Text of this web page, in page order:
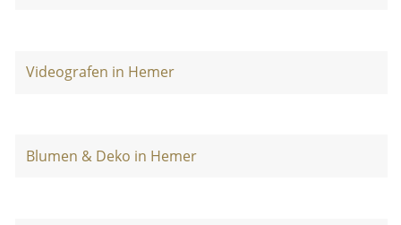
Videografen in Hemer
Blumen & Deko in Hemer